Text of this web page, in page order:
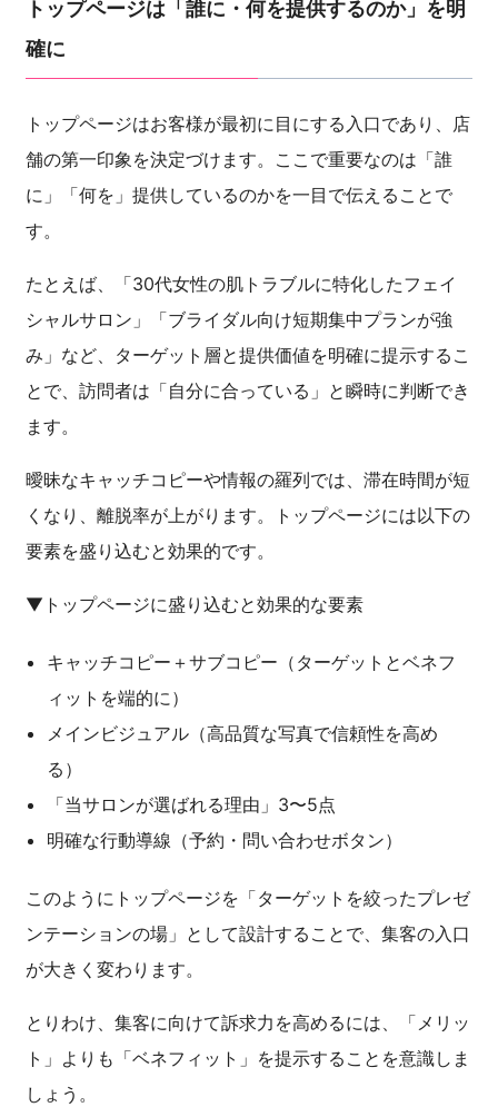
トップページは「誰に・何を提供するのか」を明
確に
トップページはお客様が最初に目にする入口であり、店
舗の第一印象を決定づけます。ここで重要なのは「誰
に」「何を」提供しているのかを一目で伝えることで
す。
たとえば、「30代女性の肌トラブルに特化したフェイ
シャルサロン」「ブライダル向け短期集中プランが強
み」など、ターゲット層と提供価値を明確に提示するこ
とで、訪問者は「自分に合っている」と瞬時に判断でき
ます。
曖昧なキャッチコピーや情報の羅列では、滞在時間が短
くなり、離脱率が上がります。トップページには以下の
要素を盛り込むと効果的です。
▼トップページに盛り込むと効果的な要素
キャッチコピー＋サブコピー（ターゲットとベネフ
ィットを端的に）
メインビジュアル（高品質な写真で信頼性を高め
る）
「当サロンが選ばれる理由」3〜5点
明確な行動導線（予約・問い合わせボタン）
このようにトップページを「ターゲットを絞ったプレゼ
ンテーションの場」として設計することで、集客の入口
が大きく変わります。
とりわけ、集客に向けて訴求力を高めるには、「メリッ
ト」よりも「ベネフィット」を提示することを意識しま
しょう。